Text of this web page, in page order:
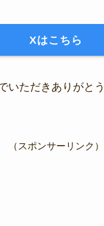
Xはこちら
いただきありがと
（スポンサーリンク）